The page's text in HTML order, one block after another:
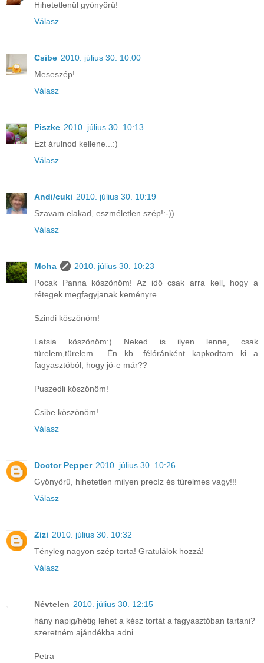
Hihetetlenül gyönyörű!
Válasz
Csibe 2010. július 30. 10:00
Meseszép!
Válasz
Piszke 2010. július 30. 10:13
Ezt árulnod kellene...:)
Válasz
Andi/cuki 2010. július 30. 10:19
Szavam elakad, eszméletlen szép!:-))
Válasz
Moha
2010. július 30. 10:23
Pocak Panna köszönöm! Az idő csak arra kell, hogy a
rétegek megfagyjanak keményre.
Szindi köszönöm!
Latsia köszönöm:) Neked is ilyen lenne, csak
türelem,türelem... Én kb. félóránként kapkodtam ki a
fagyasztóból, hogy jó-e már??
Puszedli köszönöm!
Csibe köszönöm!
Válasz
Doctor Pepper 2010. július 30. 10:26
Gyönyörű, hihetetlen milyen precíz és türelmes vagy!!!
Válasz
Zizi 2010. július 30. 10:32
Tényleg nagyon szép torta! Gratulálok hozzá!
Válasz
Névtelen 2010. július 30. 12:15
hány napig/hétig lehet a kész tortát a fagyasztóban tartani?
szeretném ajándékba adni...
Petra